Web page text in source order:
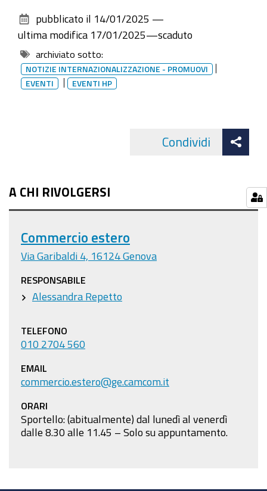
di
Genova
documento
pubblicato il 14/01/2025 —
ultima modifica 17/01/2025—scaduto
archiviato sotto:
NOTIZIE INTERNAZIONALIZZAZIONE - PROMUOVI
EVENTI
EVENTI HP
Condividi
A CHI RIVOLGERSI
Commercio estero
Via Garibaldi 4, 16124 Genova
RESPONSABILE
Alessandra Repetto
TELEFONO
010 2704 560
EMAIL
commercio.estero@ge.camcom.it
ORARI
Sportello: (abitualmente) dal lunedì al venerdì
dalle 8.30 alle 11.45 – Solo su appuntamento.